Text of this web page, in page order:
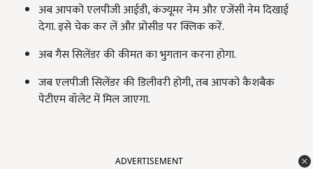
अब आपको एलपीजी आईडी, कंज्‍यूमर नेम और एजेंसी नेम दिखाई
देगा. इसे चेक कर लें और प्रोसीड पर क्लिक करें.
अब गैस सिलेंडर की कीमत का भुगतान करना होगा.
जब एलपीजी सिलेंडर की डिलीवरी होगी, तब आपको कैशबैक
पेटीएम वॉलेट में मिल जाएगा.
ADVERTISEMENT